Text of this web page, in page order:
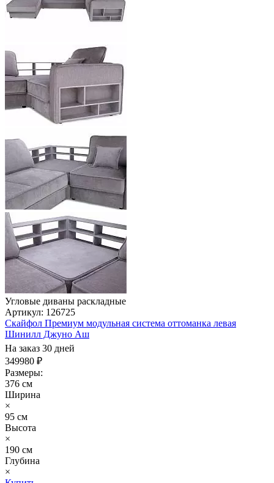
Угловые диваны раскладные
Артикул: 126725
Скайфол Премиум модульная система оттоманка левая
Шинилл Джуно Аш
На заказ 30 дней
349980 ₽
Размеры:
376 см
Ширина
×
95 см
Высота
×
190 см
Глубина
×